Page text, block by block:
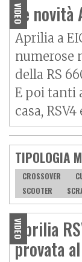
VIDEO
Le novità
Aprilia a
numerose
della RS
E poi tanti
casa, RSV4
TIPOLOGIA
CROSSOVER
SCOOTER
VIDEO
Aprilia
provata